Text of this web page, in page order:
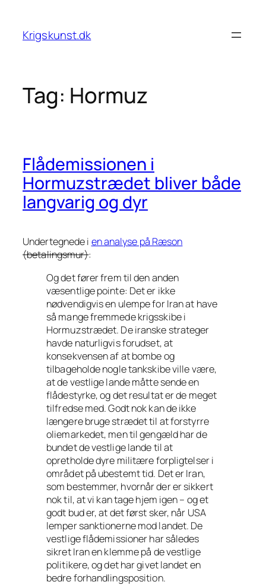
indhold
Krigskunst.dk
Tag: Hormuz
Flådemissionen i
Hormuzstrædet bliver både
langvarig og dyr
Undertegnede i en analyse på Ræson
(betalingsmur):
Og det fører frem til den anden
væsentlige pointe: Det er ikke
nødvendigvis en ulempe for Iran at have
så mange fremmede krigsskibe i
Hormuzstrædet. De iranske strateger
havde naturligvis forudset, at
konsekvensen af at bombe og
tilbageholde nogle tankskibe ville være,
at de vestlige lande måtte sende en
flådestyrke, og det resultat er de meget
tilfredse med. Godt nok kan de ikke
længere bruge strædet til at forstyrre
oliemarkedet, men til gengæld har de
bundet de vestlige lande til at
opretholde dyre militære forpligtelser i
området på ubestemt tid. Det er Iran,
som bestemmer, hvornår der er sikkert
nok til, at vi kan tage hjem igen – og et
godt bud er, at det først sker, når USA
lemper sanktionerne mod landet. De
vestlige flådemissioner har således
sikret Iran en klemme på de vestlige
politikere, og det har givet landet en
bedre forhandlingsposition.